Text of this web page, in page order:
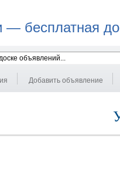
— бесплатная
Добавить объявление